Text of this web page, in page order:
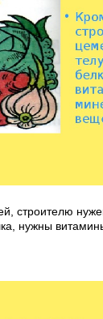
строителю
нужны